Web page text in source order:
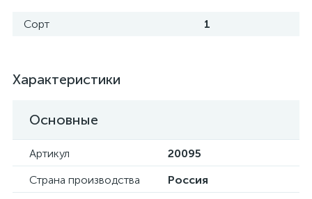
Сорт 1
Характеристики
Основные
Артикул
20095
Страна производства
Россия